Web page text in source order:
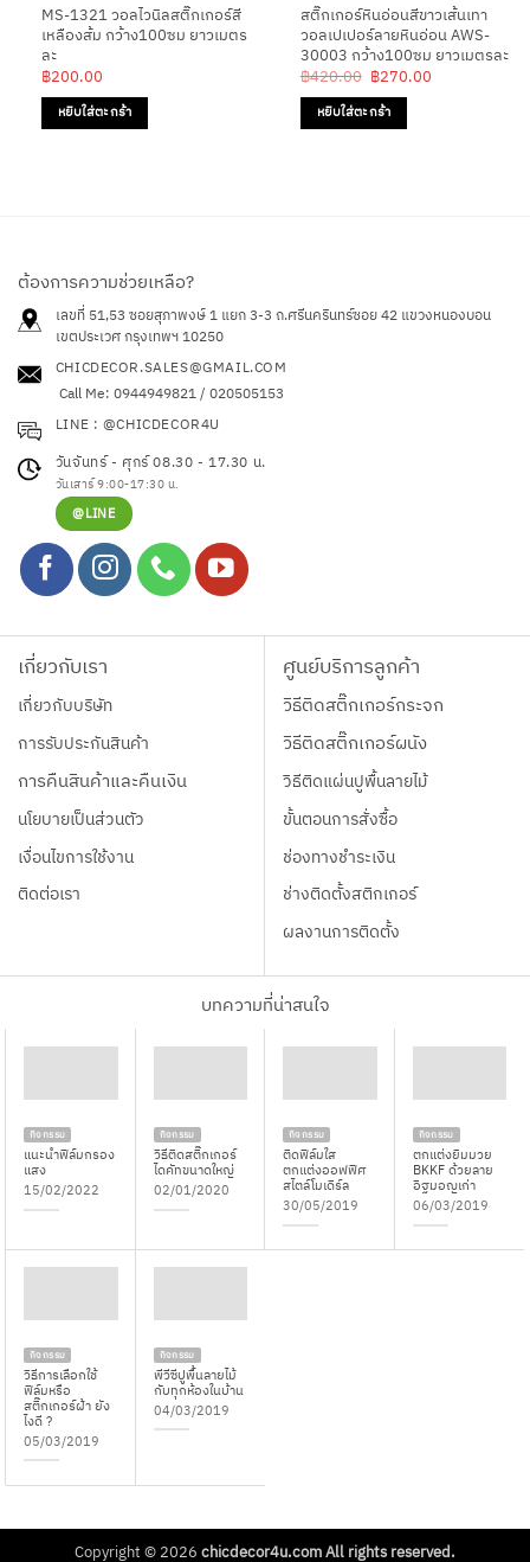
MS-1321 วอลไวนิลสติ๊กเกอร์สี
เหลืองส้ม กว้าง100ซม ยาวเมตร
ละ
฿200.00
หยิบใส่ตะกร้า
สติ๊กเกอร์หินอ่อนสีขาวเส้นเทา
วอลเปเปอร์ลายหินอ่อน AWS-
30003 กว้าง100ซม ยาวเมตรละ
฿420.00 Original
price
was:
฿420.00.
฿270.00Current
หยิบใส่ตะกร้า
ต้องการความช่วยเหลือ?
เลขที่ 51,53 ซอยสุภาพงษ์ 1 แยก 3-3 ถ.ศรีนครินทร์ซอย 42แขวงหนองบอน
เขตประเวศ กรุงเทพฯ 10250
CHICDECOR.SALES@GMAIL.COM
Call Me: 0944949821 / 020505153
LINE : @CHICDECOR4U
วันจันทร์ - ศุกร์ 08.30 - 17.30 น.
วันเสาร์ 9:00-17:30 น.
@LINE
เกี่ยวกับเรา
เกี่ยวกับบริษัท
การรับประกันสินค้า
การคืนสินค้าและคืนเงิน
นโยบายเป็นส่วนตัว
เงื่อนไขการใช้งาน
ติดต่อเรา
ศูนย์บริการลูกค้า
วิธีติดสติ๊กเกอร์กระจก
วิธีติดสติ๊กเกอร์ผนัง
วิธีติดแผ่นปูพื้นลายไม้
ขั้นตอนการสั่งซื้อ
ช่องทางชำระเงิน
ช่างติดตั้งสติกเกอร์
ผลงานการติดตั้ง
บทความที่น่าสนใจ
กิจกรรม
แนะนำฟิล์มกรอง
แสง
15/02/2022
กิจกรรม
วิธีติดสติ๊กเกอร์
ไดคัทขนาดใหญ่
02/01/2020
กิจกรรม
ติดฟิล์มใส
ตกแต่งออฟฟิศ
สไตล์โมเดิร์ล
30/05/2019
กิจกรรม
ตกแต่งยิมมวย
BKKF ด้วยลาย
อิฐมอญเก่า
06/03/2019
กิจกรรม
วิธีการเลือกใช้
ฟิล์มหรือ
สติ๊กเกอร์ฝ้า ยัง
ไงดี ?
05/03/2019
กิจกรรม
พีวีซีปูพื้นลายไม้
กับทุกห้องในบ้าน
04/03/2019
Copyright © 2026chicdecor4u.com All rights reserved.